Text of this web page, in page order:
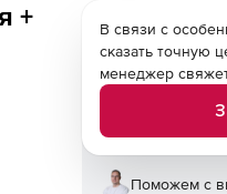
+
В связи с
сказать точную
менеджер
Поможем с